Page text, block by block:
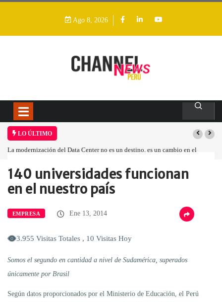
Ago 8, 2026
LO ÚLTIMO
La modernización del Data Center no es un destino, es un cambio en el
Home
Empresa 140 universidades funcionan…
140 universidades funcionan
en el nuestro país
EMPRESA Ene 13, 2014
3.955 Visitas Totales , 10 Visitas Hoy
Somos el segundo en cantidad a nivel de Sudamérica, superados
únicamente por Brasil
Según datos proporcionados por el Ministerio de Educación, el Perú